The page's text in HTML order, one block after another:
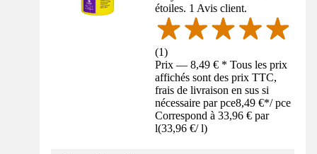
étoiles. 1 Avis client.
(1)
Prix — 8,49 € * Tous les prix
affichés sont des prix TTC,
frais de livraison en sus si
nécessaire par pce8,49 €*/ pce
Correspond à 33,96 € par
l(33,96 €/ l)